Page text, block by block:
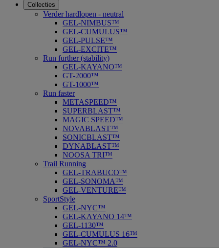
Collecties
Verder hardlopen - neutral
GEL-NIMBUS™
GEL-CUMULUS™
GEL-PULSE™
GEL-EXCITE™
Run further (stability)
GEL-KAYANO™
GT-2000™
GT-1000™
Run faster
METASPEED™
SUPERBLAST™
MAGIC SPEED™
NOVABLAST™
SONICBLAST™
DYNABLAST™
NOOSA TRI™
Trail Running
GEL-TRABUCO™
GEL-SONOMA™
GEL-VENTURE™
SportStyle
GEL-NYC™
GEL-KAYANO 14™
GEL-1130™
GEL-CUMULUS 16™
GEL-NYC™ 2.0